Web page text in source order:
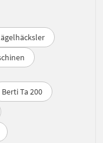
Berti Ta 200